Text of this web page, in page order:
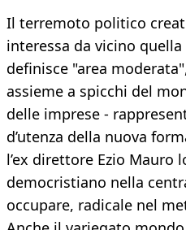
Il terremoto politico
interessa da vicino
definisce "area
assieme a spicchi del
delle imprese -
d’utenza della nuova
l’ex direttore Ezio
democristiano nella
occupare, radicale nel